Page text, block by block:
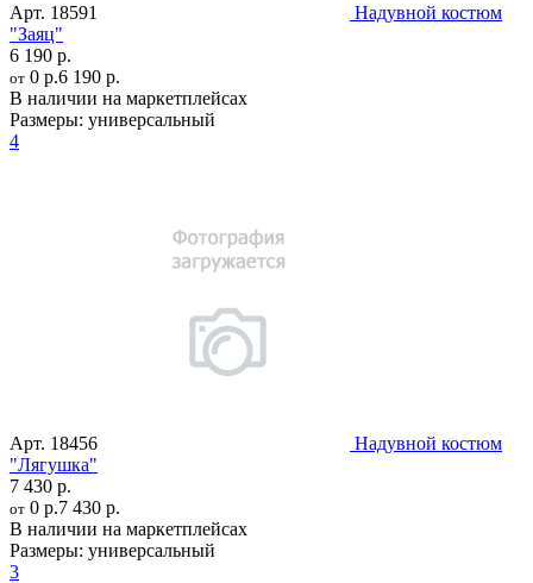
Арт. 18591
Надувной костюм
"Заяц"
6 190 р.
от 0 р.6 190 р.
В наличии на маркетплейсах
Размеры: универсальный
4
Арт. 18456
Надувной костюм
"Лягушка"
7 430 р.
от 0 р.7 430 р.
В наличии на маркетплейсах
Размеры: универсальный
3